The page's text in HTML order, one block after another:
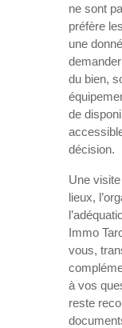
ne sont
préfère
une
du bien,
de
décision.
Une
lieux,
Immo
vous,
à vos
reste